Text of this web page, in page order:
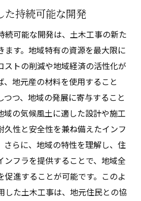
た持続可能な開発
続可能な開発は、土木工事の新た
ます。地域特有の資源を最大限に
ストの削減や地域経済の活性化が
、地元産の材料を使用すること
つつ、地域の発展に寄与すること
域の気候風土に適した設計や施工
久性と安全性を兼ね備えたインフ
さらに、地域の特性を理解し、住
ンフラを提供することで、地域全
促進することが可能です。このよ
した土木工事は、地元住民との協